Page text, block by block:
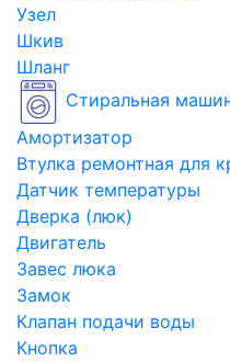
Узел
Шкив
Шланг
Стиральная
Амортизатор
Втулка ремонтная для
Датчик температуры
Дверка (люк)
Двигатель
Завес люка
Замок
Клапан подачи воды
Кнопка